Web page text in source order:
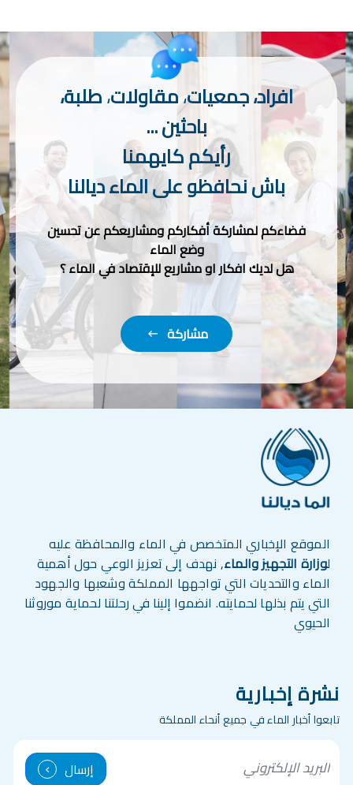
افراد، جمعيات،مقاولات،طلبة،
باحثين ...
رأيكم كايهمنا
باش نحافظو على الماء ديالنا
فضاءكم لمشاركة أفكاركم ومشاريعكم عن تحسين
وضع الماء
هل لديك افكار او مشاريع للإقتصاد في الماء ؟
مشاركة
الموقع الإخباري المتخصص في الماء والمحافظة عليه
لوزارة التجهيز والماء, نهدف إلى تعزيز الوعي حول أهمية
الماء والتحديات التي تواجهها المملكة وشعبها والجهود
التي يتم بذلها لحمايته. انضموا إلينا في رحلتنا لحماية موروثنا
الحيوي
نشرة إخبارية
تابعوا أخبار الماء في جميع أنحاء المملكة
إرسال